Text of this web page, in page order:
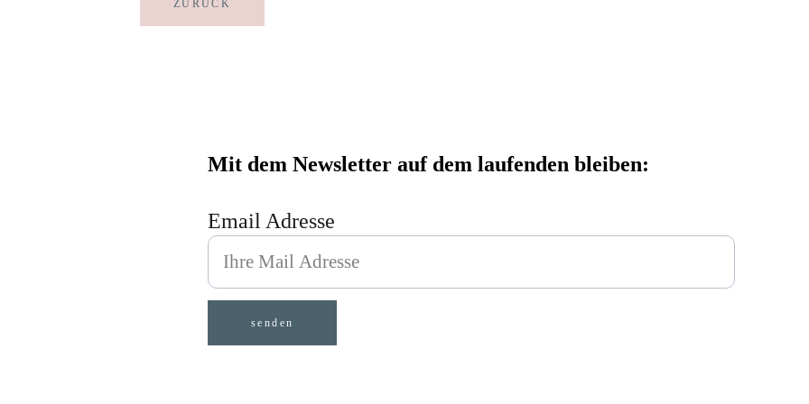
ZURÜCK
Mit dem Newsletter auf dem laufenden bleiben:
Email Adresse
senden